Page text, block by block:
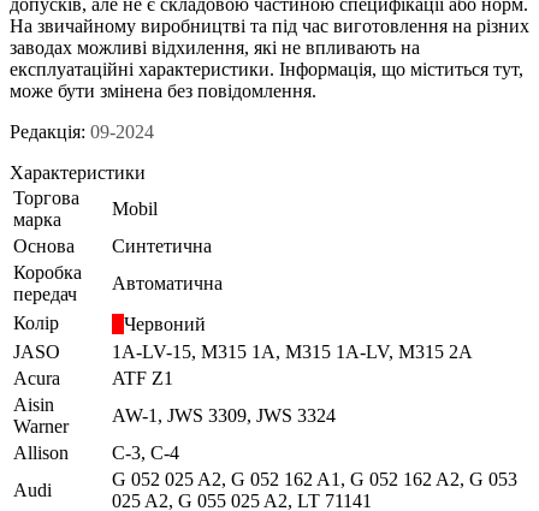
На звичайному виробництві та під час виготовлення на різних
заводах можливі відхилення, які не впливають на
експлуатаційні характеристики. Інформація, що міститься тут,
може бути змінена без повідомлення.
Редакція: 09-2024
Характеристики
Торгова
марка
Mobil
Основа
Синтетична
Коробка
передач
Автоматична
Колір
Червоний
JASO
1A-LV-15, M315 1A, M315 1A-LV, M315 2A
Acura
ATF Z1
Aisin
Warner
AW-1, JWS 3309, JWS 3324
Allison
C-3, C-4
Audi
G 052 025 A2, G 052 162 A1, G 052 162 A2, G 053
025 A2, G 055 025 A2, LT 71141